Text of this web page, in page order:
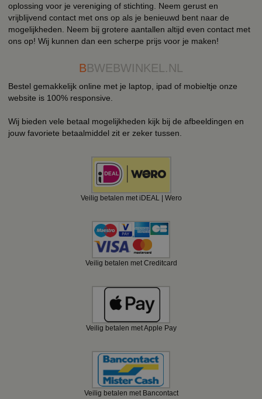
oplossing voor je vereniging of stichting. Neem gerust en
vrijblijvend contact met ons op als je benieuwd bent naar de
mogelijkheden. Neem bij grotere aantallen altijd even contact met
ons op! Wij kunnen dan een scherpe prijs voor je maken!
BBWEBWINKEL.NL
Bestel gemakkelijk online met je laptop, ipad of mobieltje onze
website is 100% responsive.
Wij bieden vele betaal mogelijkheden kijk bij de afbeeldingen en
jouw favoriete betaalmiddel zit er zeker tussen.
Veilig betalen met iDEAL | Wero
Veilig betalen met Creditcard
Veilig betalen met Apple Pay
Veilig betalen met Bancontact